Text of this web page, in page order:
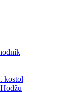
kostol